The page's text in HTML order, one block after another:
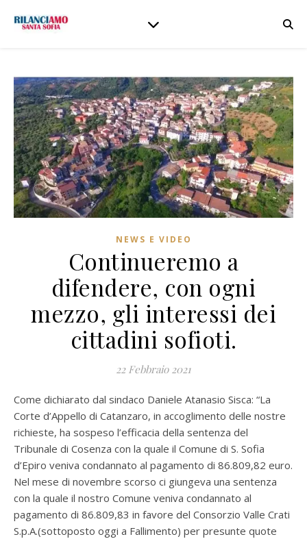
NEWS E VIDEO
Continueremo a
difendere, con ogni
mezzo, gli interessi dei
cittadini sofioti.
22 Febbraio 2021
Come dichiarato dal sindaco Daniele Atanasio Sisca: “La
Corte d’Appello di Catanzaro, in accoglimento delle nostre
richieste, ha sospeso l’efficacia della sentenza del
Tribunale di Cosenza con la quale il Comune di S. Sofia
d’Epiro veniva condannato al pagamento di 86.809,82 euro.
Nel mese di novembre scorso ci giungeva una sentenza
con la quale il nostro Comune veniva condannato al
pagamento di 86.809,83 in favore del Consorzio Valle Crati
S.p.A.(sottoposto oggi a Fallimento) per presunte quote